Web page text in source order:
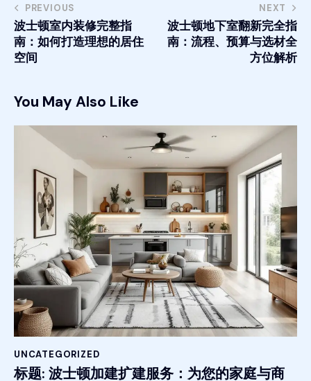
PREVIOUS
波士顿室内装修完整指
南：如何打造理想的居住
空间
NEXT
波士顿地下室翻新完全指
南：流程、预算与选材全
方位解析
You May Also Like
UNCATEGORIZED
标题: 波士顿加建扩建服务：为您的家庭与商